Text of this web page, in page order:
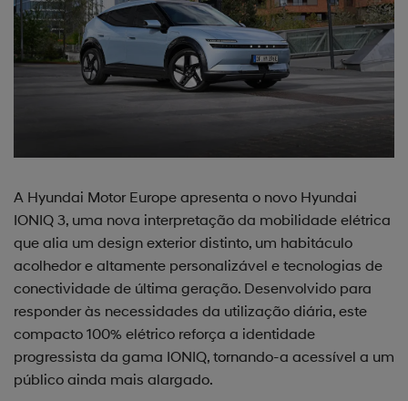
A Hyundai Motor Europe apresenta o novo Hyundai
IONIQ 3, uma nova interpretação da mobilidade elétrica
que alia um design exterior distinto, um habitáculo
acolhedor e altamente personalizável e tecnologias de
conectividade de última geração. Desenvolvido para
responder às necessidades da utilização diária, este
compacto 100% elétrico reforça a identidade
progressista da gama IONIQ, tornando-a acessível a um
público ainda mais alargado.